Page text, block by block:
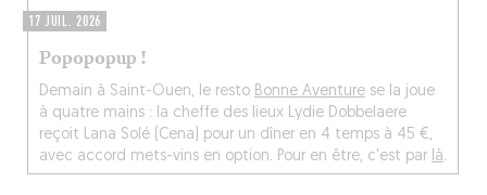
17 JUIL. 2026
Popopopup !
Demain à Saint-Ouen, le resto Bonne Aventurese la joue
à quatre mains : la cheffe des lieux Lydie Dobbelaere
reçoit Lana Solé (Cena) pour un dîner en 4 temps à 45 €,
avec accord mets-vins en option. Pour en être, c'est par là.